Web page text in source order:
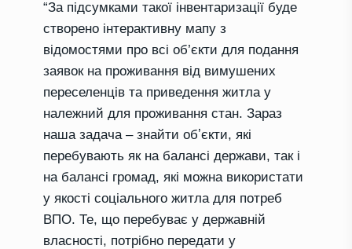
“За підсумками такої інвентаризації буде
створено інтерактивну мапу з
відомостями про всі об’єкти для подання
заявок на проживання від вимушених
переселенців та приведення житла у
належний для проживання стан. Зараз
наша задача – знайти обʼєкти, які
перебувають як на балансі держави, так і
на балансі громад, які можна використати
у якості соціального житла для потреб
ВПО. Те, що перебуває у державній
власності, потрібно передати у